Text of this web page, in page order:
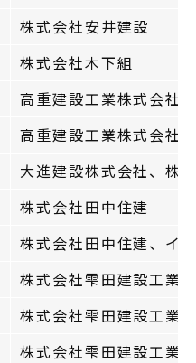
株式会社安井建設
株式会社木下組
高重建設工業株式会社
高重建設工業株式会社
大進建設株式会社、株
株式会社田中住建
株式会社田中住建、イ
株式会社雫田建設工業
株式会社雫田建設工業
株式会社雫田建設工業